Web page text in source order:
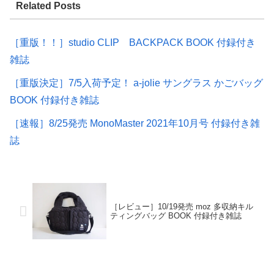
Related Posts
［重版！！］studio CLIP BACKPACK BOOK 付録付き
雑誌
［重版決定］7/5入荷予定！ a-jolie サングラス かごバッグ
BOOK 付録付き雑誌
［速報］8/25発売 MonoMaster 2021年10月号 付録付き雑
誌
［レビュー］10/19発売 moz 多収納キル
ティングバッグ BOOK 付録付き雑誌